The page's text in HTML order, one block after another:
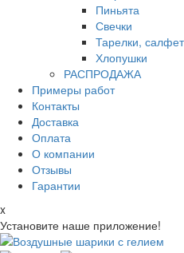
Пиньята
Свечки
Тарелки,
Хлопушки
РАСПРОДАЖА
Примеры работ
Контакты
Доставка
Оплата
О компании
Отзывы
Гарантии
x
Установите наше приложение!